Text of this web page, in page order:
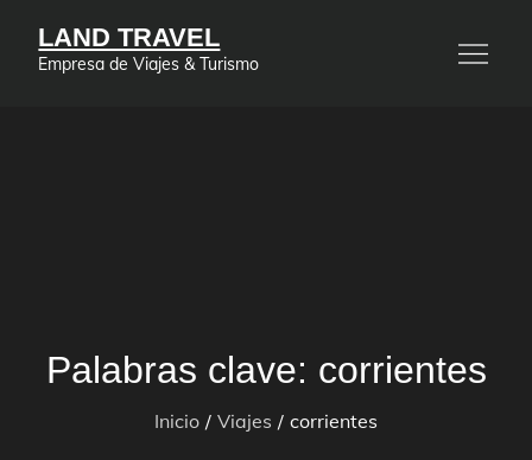
LAND TRAVEL
Empresa de Viajes & Turismo
Palabras clave: corrientes
Inicio Viajes corrientes